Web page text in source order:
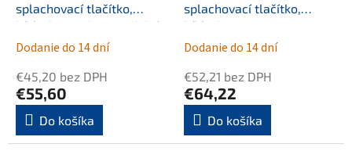
splachovací tlačítko,
bílá/chrom /kompatibilní s
Geberit Sigma UP300 a
Dodanie do 14 dní
€45,20 bez DPH
€55,60
Do košíka
splachovací tlačítko,
bílá/chrom mat
/kompatibilní s Geberit
600929
Dodanie do 14 dní
€52,21 bez DPH
€64,22
Do košíka